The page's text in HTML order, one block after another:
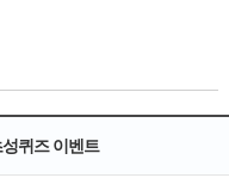
퀴즈 이벤트